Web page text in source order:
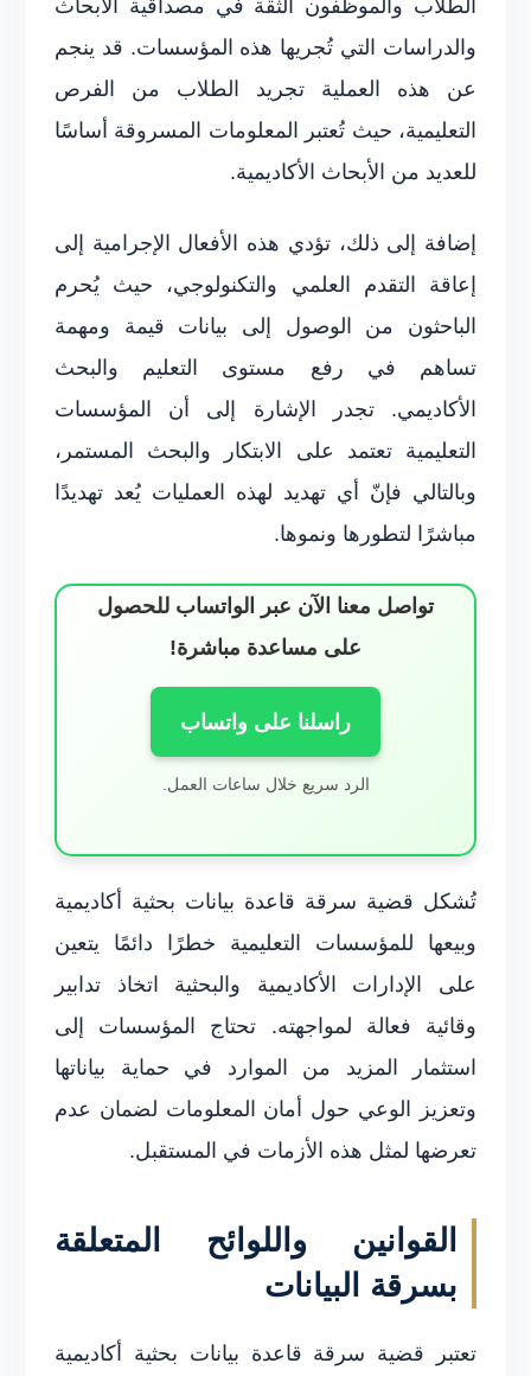
والدراسات التي تُجريها هذه المؤسسات. قد ينجم
عن هذه العملية تجريد الطلاب من الفرص
التعليمية، حيث تُعتبر المعلومات المسروقة أساسًا
للعديد من الأبحاث الأكاديمية.
إضافة إلى ذلك، تؤدي هذه الأفعال الإجرامية إلى
إعاقة التقدم العلمي والتكنولوجي، حيث يُحرم
الباحثون من الوصول إلى بيانات قيمة ومهمة
تساهم في رفع مستوى التعليم والبحث
الأكاديمي. تجدر الإشارة إلى أن المؤسسات
التعليمية تعتمد على الابتكار والبحث المستمر،
وبالتالي فإنّ أي تهديد لهذه العمليات يُعد تهديدًا
مباشرًا لتطورها ونموها.
تواصل معنا الآن عبر الواتساب للحصول
على مساعدة مباشرة!
راسلنا على واتساب
الرد سريع خلال ساعات العمل.
تُشكل قضية سرقة قاعدة بيانات بحثية أكاديمية
وبيعها للمؤسسات التعليمية خطرًا دائمًا يتعين
على الإدارات الأكاديمية والبحثية اتخاذ تدابير
وقائية فعالة لمواجهته. تحتاج المؤسسات إلى
استثمار المزيد من الموارد في حماية بياناتها
وتعزيز الوعي حول أمان المعلومات لضمان عدم
تعرضها لمثل هذه الأزمات في المستقبل.
القوانين واللوائح المتعلقة
بسرقة البيانات
تعتبر قضية سرقة قاعدة بيانات بحثية أكاديمية